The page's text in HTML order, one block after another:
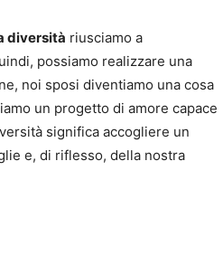
diversità riusciamo a
possiamo realizzare una
noi sposi diventiamo una cosa
un progetto di amore capace
significa accogliere un
e, di riflesso, della nostra